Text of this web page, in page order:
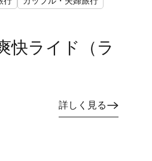
快ライド（ラ
詳しく見る